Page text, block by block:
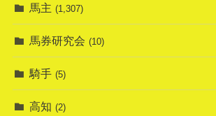
馬主 (1,307)
馬券研究会 (10)
騎手 (5)
高知 (2)